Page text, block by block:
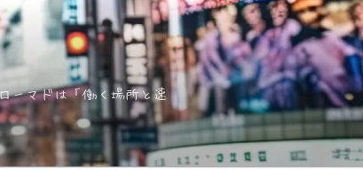
ーマドは「働く場所と速